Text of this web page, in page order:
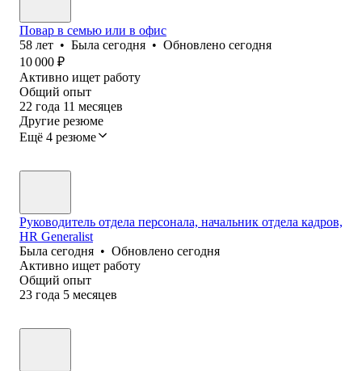
Повар в семью или в офис
58 лет • Была сегодня • Обновлено сегодня
10 000 ₽
Активно ищет работу
Общий опыт
22 года 11 месяцев
Другие резюме
Ещё 4 резюме
Руководитель отдела персонала, начальник отдела кадров,
HR Generalist
Была сегодня • Обновлено сегодня
Активно ищет работу
Общий опыт
23 года 5 месяцев